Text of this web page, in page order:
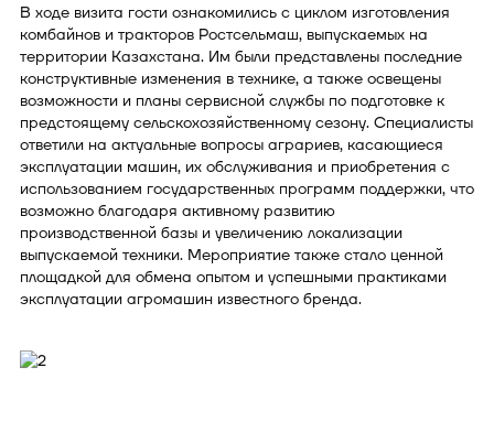
В ходе визита гости ознакомились с циклом изготовления
комбайнов и тракторов Ростсельмаш, выпускаемых на
территории Казахстана. Им были представлены последние
конструктивные изменения в технике, а также освещены
возможности и планы сервисной службы по подготовке к
предстоящему сельскохозяйственному сезону. Специалисты
ответили на актуальные вопросы аграриев, касающиеся
эксплуатации машин, их обслуживания и приобретения с
использованием государственных программ поддержки, что
возможно благодаря активному развитию
производственной базы и увеличению локализации
выпускаемой техники. Мероприятие также стало ценной
площадкой для обмена опытом и успешными практиками
эксплуатации агромашин известного бренда.